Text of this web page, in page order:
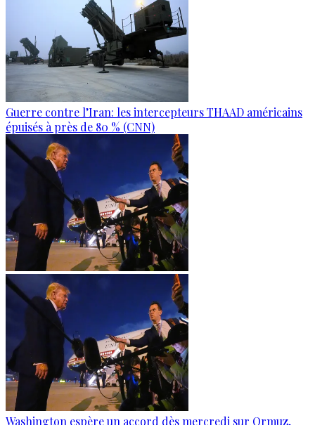
Guerre contre l’Iran: les intercepteurs THAAD américains
épuisés à près de 80 % (CNN)
Washington espère un accord dès mercredi sur Ormuz,